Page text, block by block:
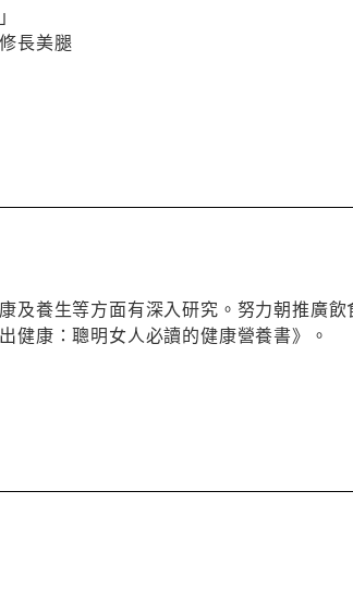
長美腿
及養生等方面有深入研究。努力朝推廣
健康：聰明女人必讀的健康營養書》。